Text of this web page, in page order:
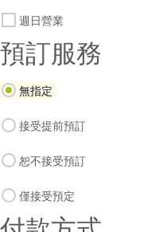
週日營業
預訂服務
無指定
接受提前預訂
恕不接受預訂
僅接受預定